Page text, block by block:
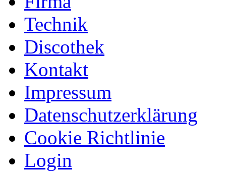
Technik
Discothek
Kontakt
Impressum
Datenschutzerklärung
Cookie Richtlinie
Login